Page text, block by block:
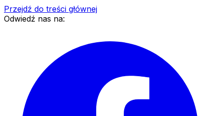
Przejdź do treści głównej
Odwiedź nas na: